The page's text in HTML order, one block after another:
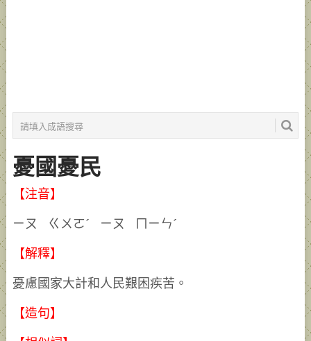
憂國憂民
【注音】
ㄧㄡ ㄍㄨㄛˊ ㄧㄡ ㄇㄧㄣˊ
【解釋】
憂慮國家大計和人民艱困疾苦。
【造句】